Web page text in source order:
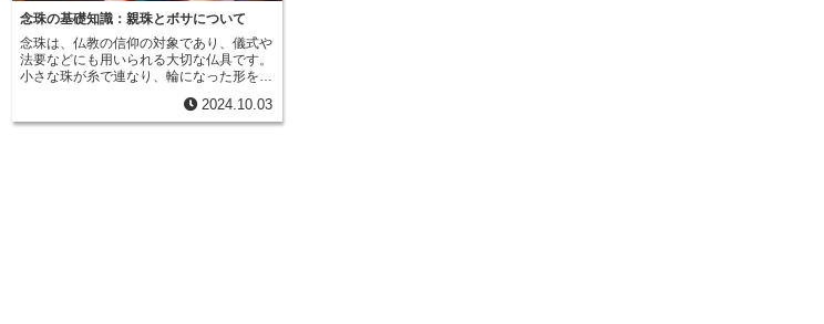
念珠の基礎知識：親珠とボサについて
念珠は、仏教の信仰の対象であり、儀式や
法要などにも用いられる大切な仏具です。
小さな珠が糸で連なり、輪になった形をし
込められており、念珠の構造を理解するこ
とで、より一層その功徳を感じることがで
2024.10.03